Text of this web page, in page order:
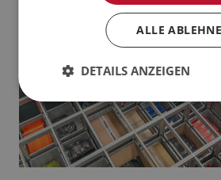
ALLE
DETAILS ANZEIGEN